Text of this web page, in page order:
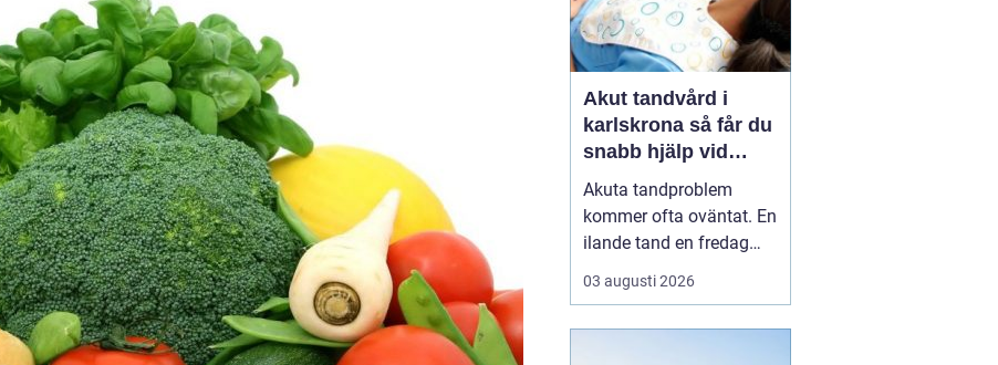
Akut tandvård i
karlskrona så får du
snabb hjälp vid
tandvärk och skador
Akuta tandproblem
kommer ofta oväntat. En
ilande tand en fredag
kväll, en svullnad som
blir värre över natten
03 augusti 2026